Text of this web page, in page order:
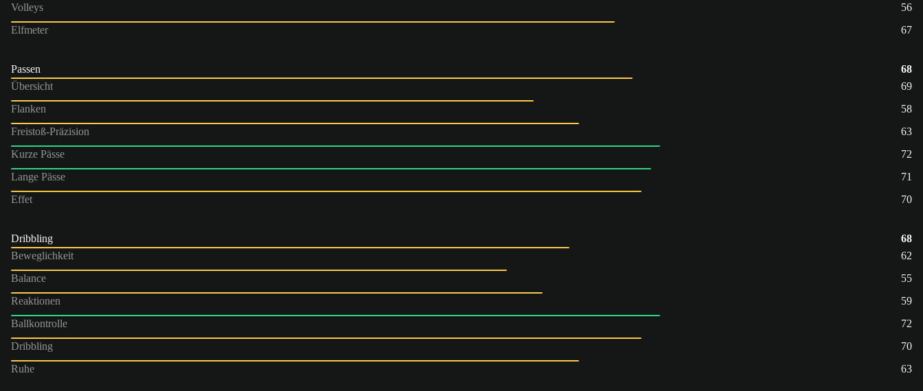
Volleys
56
Elfmeter
67
Passen
68
Übersicht
69
Flanken
58
Freistoß-Präzision
63
Kurze Pässe
72
Lange Pässe
71
Effet
70
Dribbling
68
Beweglichkeit
62
Balance
55
Reaktionen
59
Ballkontrolle
72
Dribbling
70
Ruhe
63